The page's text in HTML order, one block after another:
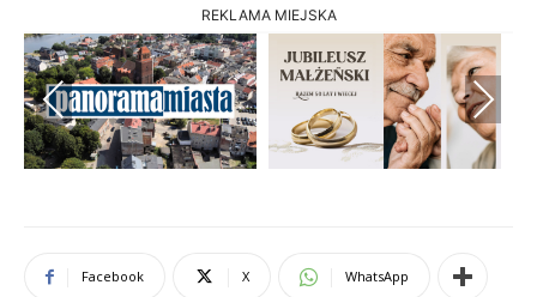
REKLAMA MIEJSKA
Previous Next
Facebook X WhatsApp